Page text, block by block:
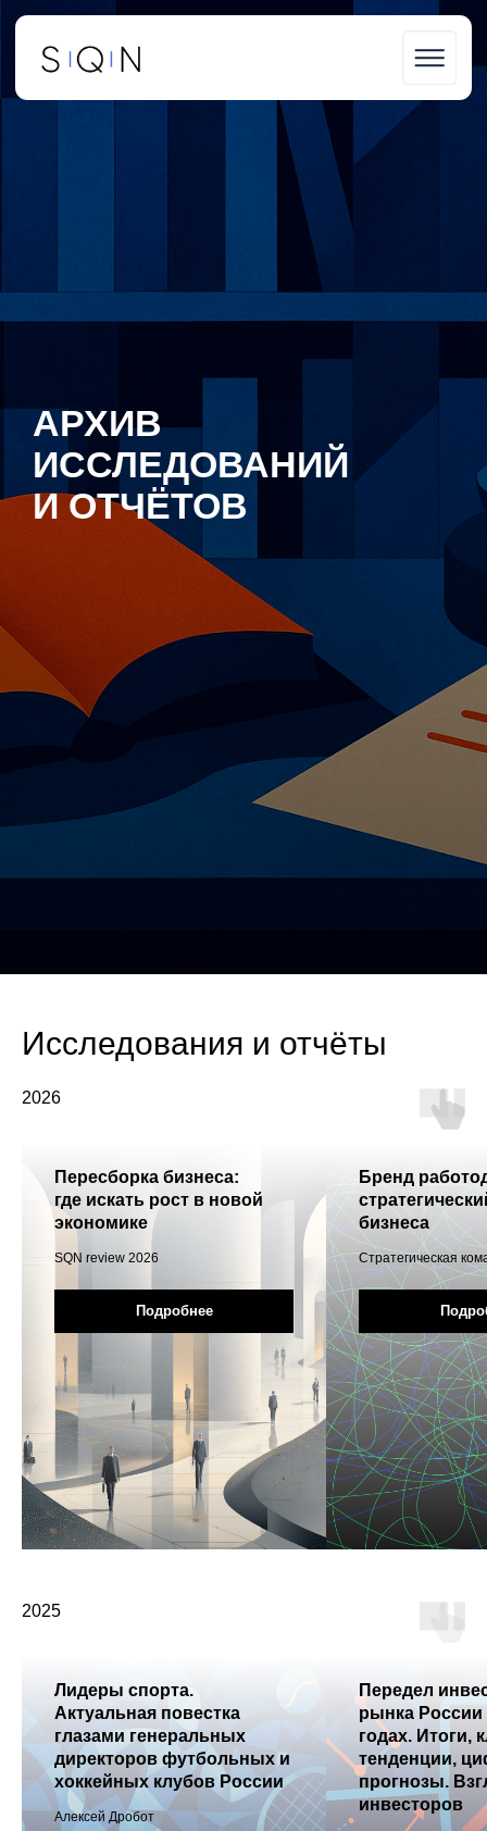
S | Q | N
АРХИВ
ИССЛЕДОВАНИЙ
И ОТЧЁТОВ
Исследования и отчёты
2026
Пересборка бизнеса:
где искать рост в новой
экономике
SQN review 2026
Подробнее
Бренд
бизнеса
Cтратегическая
2025
Лидеры спорта.
Актуальная повестка
глазами генеральных
директоров футбольных и
хоккейных клубов России
Алексей Дробот
Передел
рынка России
годах. Итоги,
тенденции,
прогнозы.
инвесторов